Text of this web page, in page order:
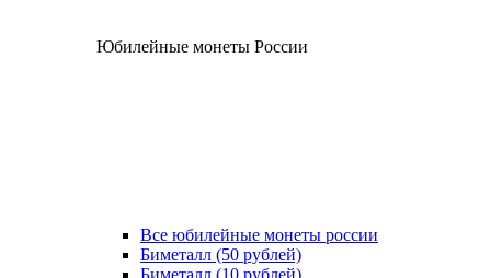
Юбилейные монеты России
Все юбилейные монеты россии
Биметалл (50 рублей)
Биметалл (10 рублей)